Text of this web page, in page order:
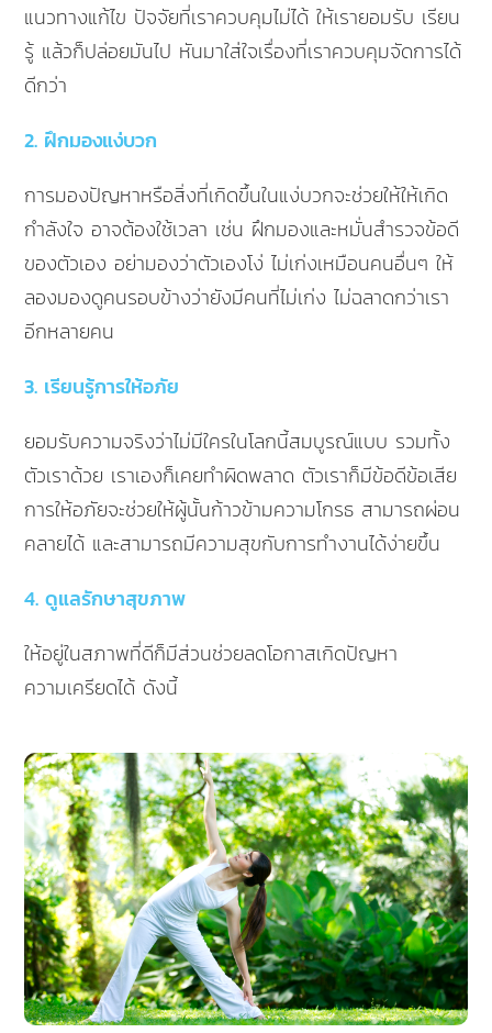
แนวทางแก้ไข ปัจจัยที่เราควบคุมไม่ได้ ให้เรายอมรับ เรียน
รู้ แล้วก็ปล่อยมันไป หันมาใส่ใจเรื่องที่เราควบคุมจัดการได้
ดีกว่า
2. ฝึกมองแง่บวก
การมองปัญหาหรือสิ่งที่เกิดขึ้นในแง่บวกจะช่วยให้ให้เกิด
กำลังใจ อาจต้องใช้เวลา เช่น ฝึกมองและหมั่นสำรวจข้อดี
ของตัวเอง อย่ามองว่าตัวเองโง่ ไม่เก่งเหมือนคนอื่นๆ ให้
ลองมองดูคนรอบข้างว่ายังมีคนที่ไม่เก่ง ไม่ฉลาดกว่าเรา
อีกหลายคน
3. เรียนรู้การให้อภัย
ยอมรับความจริงว่าไม่มีใครในโลกนี้สมบูรณ์แบบ รวมทั้ง
ตัวเราด้วย เราเองก็เคยทำผิดพลาด ตัวเราก็มีข้อดีข้อเสีย
การให้อภัยจะช่วยให้ผู้นั้นก้าวข้ามความโกรธ สามารถผ่อน
คลายได้ และสามารถมีความสุขกับการทำงานได้ง่ายขึ้น
4. ดูแลรักษาสุขภาพ
ให้อยู่ในสภาพที่ดีก็มีส่วนช่วยลดโอกาสเกิดปัญหา
ความเครียดได้ ดังนี้